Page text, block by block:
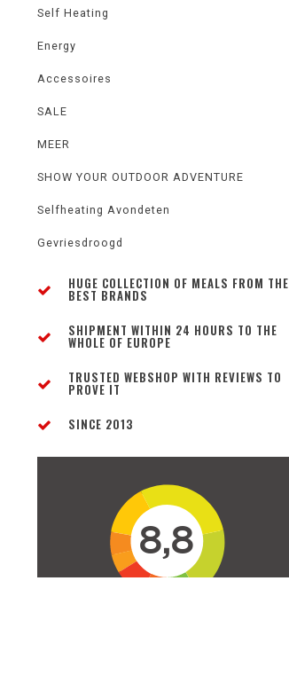
Self Heating
Energy
Accessoires
SALE
MEER
SHOW YOUR OUTDOOR ADVENTURE
Selfheating Avondeten
Gevriesdroogd
HUGE COLLECTION OF MEALS FROM THE
BEST BRANDS
SHIPMENT WITHIN 24 HOURS TO THE
WHOLE OF EUROPE
TRUSTED WEBSHOP WITH REVIEWS TO
PROVE IT
SINCE 2013